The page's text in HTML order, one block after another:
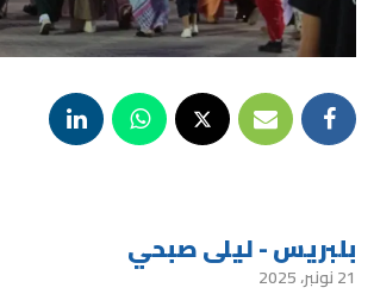
بلبريس - ليلى صبحي
21 نونبر، 2025